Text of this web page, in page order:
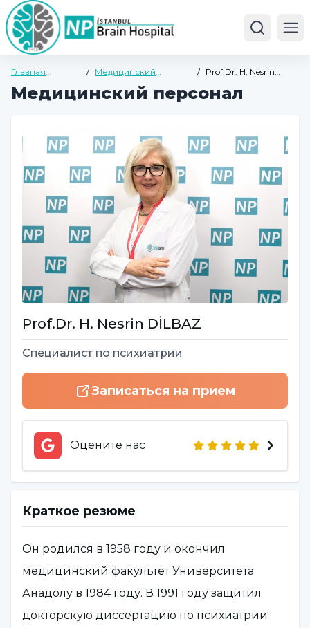
Главная
/
Медицинский
/
Prof.Dr. H. Nesrin
Медицинский персонал
Prof.Dr. H. Nesrin DİLBAZ
Специалист по психиатрии
Записаться на прием
Оцените нас
Краткое резюме
Он родился в 1958 году и окончил
медицинский факультет Университета
Анадолу в 1984 году. В 1991 году защитил
докторскую диссертацию по психиатрии